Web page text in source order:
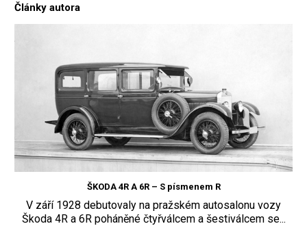
Články autora
ŠKODA 4R A 6R – S písmenem R
V září 1928 debutovaly na pražském autosalonu vozy
Škoda 4R a 6R poháněné čtyřválcem a šestiválcem se...